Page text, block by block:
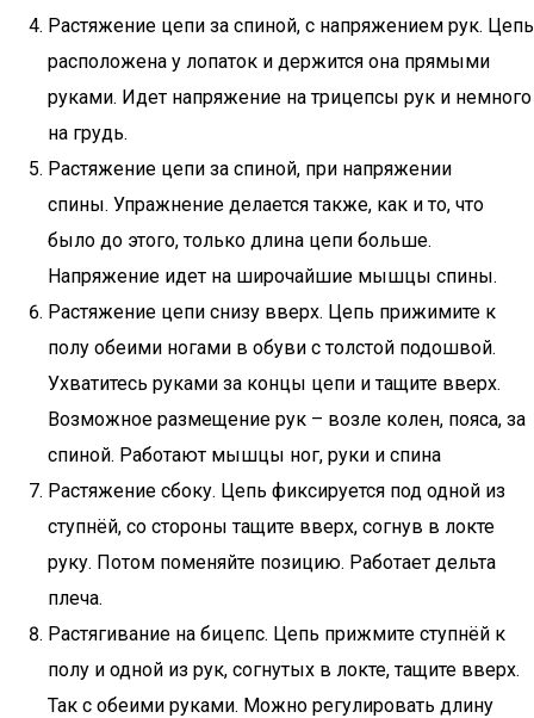
Растяжение цепи за спиной, с напряжением рук. Цепь
расположена у лопаток и держится она прямыми
руками. Идет напряжение на трицепсы рук и немного
на грудь.
Растяжение цепи за спиной, при напряжении
спины. Упражнение делается также, как и то, что
было до этого, только длина цепи больше.
Напряжение идет на широчайшие мышцы спины.
Растяжение цепи снизу вверх. Цепь прижимите к
полу обеими ногами в обуви с толстой подошвой.
Ухватитесь руками за концы цепи и тащите вверх.
Возможное размещение рук – возле колен, пояса, за
спиной. Работают мышцы ног, руки и спина
Растяжение сбоку. Цепь фиксируется под одной из
ступнёй, со стороны тащите вверх, согнув в локте
руку. Потом поменяйте позицию. Работает дельта
плеча.
Растягивание на бицепс. Цепь прижмите ступнёй к
полу и одной из рук, согнутых в локте, тащите вверх.
Так с обеими руками. Можно регулировать длину